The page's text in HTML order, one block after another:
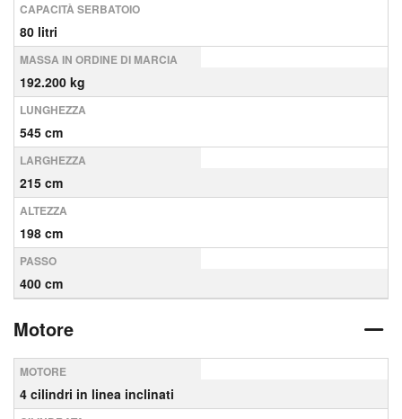
CAPACITÀ SERBATOIO
80 litri
MASSA IN ORDINE DI MARCIA
192.200 kg
LUNGHEZZA
545 cm
LARGHEZZA
215 cm
ALTEZZA
198 cm
PASSO
400 cm
Motore
MOTORE
4 cilindri in linea inclinati